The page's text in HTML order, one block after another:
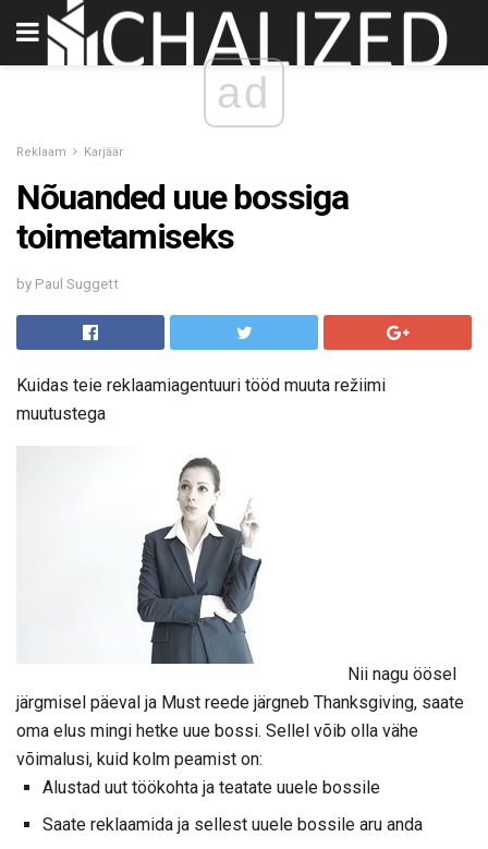
ad
Reklaam Karjäär
Nõuanded uue bossiga
toimetamiseks
by Paul Suggett
Kuidas teie reklaamiagentuuri tööd muuta režiimi
muutustega
Nii nagu öösel
järgmisel päeval ja Must reede järgneb Thanksgiving, saate
oma elus mingi hetke uue bossi. Sellel võib olla vähe
võimalusi, kuid kolm peamist on:
Alustad uut töökohta ja teatate uuele bossile
Saate reklaamida ja sellest uuele bossile aru anda